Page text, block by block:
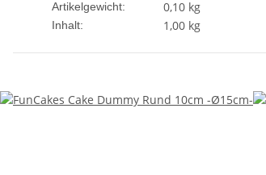
Artikelgewicht: 0,10 kg
Inhalt: 1,00 kg